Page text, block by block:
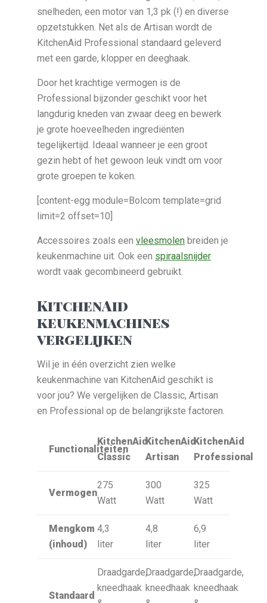
snelheden, een motor van 1,3 pk (!) en diverse
opzetstukken. Net als de Artisan wordt de
KitchenAid Professional standaard geleverd
met een garde, klopper en deeghaak.
Door het krachtige vermogen is de
Professional bijzonder geschikt voor het
langdurig kneden van zwaar deeg en bewerk
je grote hoeveelheden ingrediënten
tegelijkertijd. Ideaal wanneer je een groot
gezin hebt of het gewoon leuk vindt om voor
grote groepen te koken.
[content-egg module=Bolcom template=grid
limit=2 offset=10]
Accessoires zoals een vleesmolen breiden je
keukenmachine uit. Ook een spiraalsnijder
wordt vaak gecombineerd gebruikt.
KitchenAid
keukenmachines
vergelijken
Wil je in één overzicht zien welke
keukenmachine van KitchenAid geschikt is
voor jou? We vergelijken de Classic, Artisan
en Professional op de belangrijkste factoren.
Functionaliteiten
KitchenAid
Classic
KitchenAid
Artisan
KitchenAid
Professional
Vermogen
275
Watt
300
Watt
325
Watt
Mengkom
(inhoud)
4,3
liter
4,8
liter
6,9
liter
Standaard
Draadgarde,
kneedhaak
Draadgarde,
kneedhaak
Draadgarde,
kneedhaak